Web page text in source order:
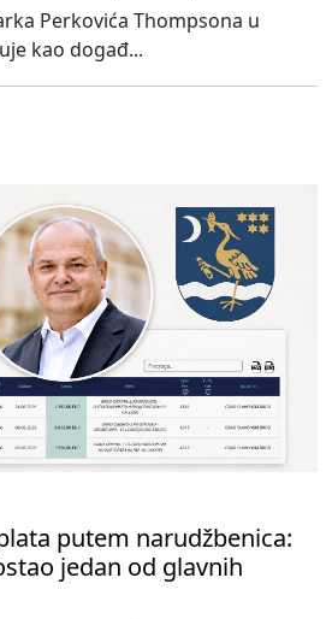
Perkovića Thompsona u
kao događ...
putem narudžbenica:
jedan od glavnih